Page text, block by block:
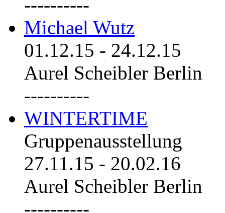
----------
Michael Wutz
01.12.15 - 24.12.15
Aurel Scheibler Berlin
----------
WINTERTIME
Gruppenausstellung
27.11.15 - 20.02.16
Aurel Scheibler Berlin
----------